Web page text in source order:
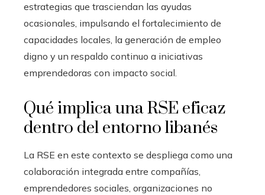
estrategias que trasciendan las ayudas
ocasionales, impulsando el fortalecimiento de
capacidades locales, la generación de empleo
digno y un respaldo continuo a iniciativas
emprendedoras con impacto social.
Qué implica una RSE eficaz
dentro del entorno libanés
La RSE en este contexto se despliega como una
colaboración integrada entre compañías,
emprendedores sociales, organizaciones no